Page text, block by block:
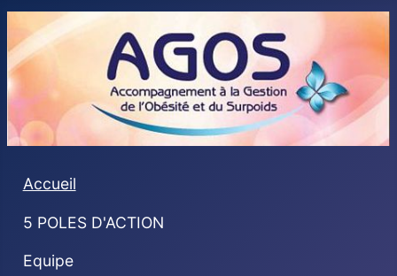
Accueil
5 POLES D'ACTION
Equipe